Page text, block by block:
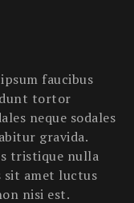
faucibus
tortor
neque sodales
gravida.
tristique nulla
sit amet luctus
nisi est.